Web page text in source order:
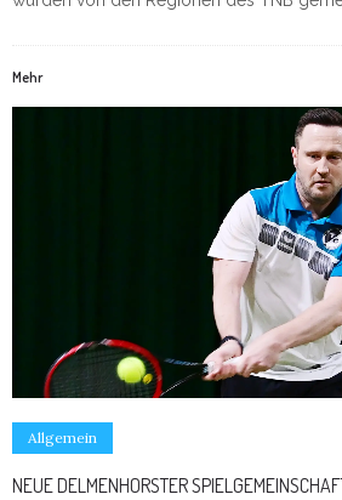
Mehr
Allgemein
NEUE DELMENHORSTER